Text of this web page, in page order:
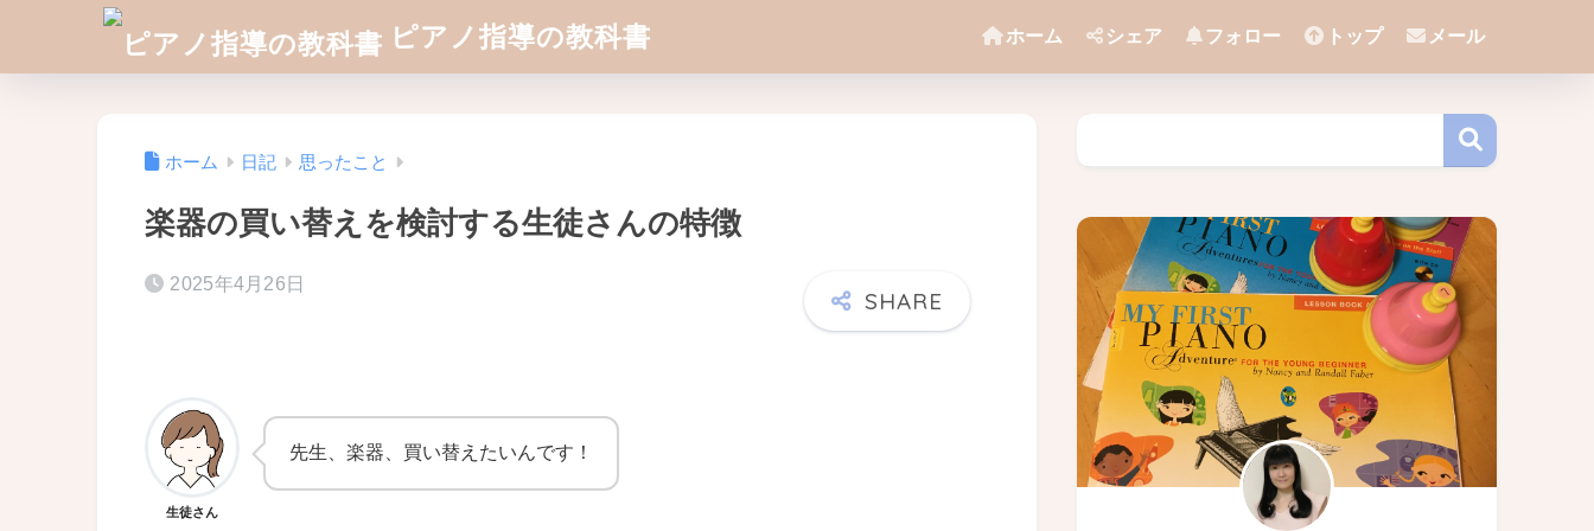
ピアノ指導の教科書 ホーム シェア フォロー トップ メール
ホーム 日記 思ったこと
楽器の買い替えを検討する生徒さんの特徴
2025年4月26日
生徒さん
先生、楽器、買い替えたいんです！